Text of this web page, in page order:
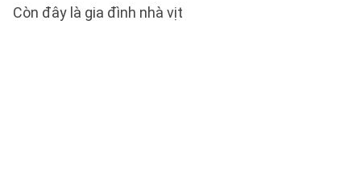
Còn đây là gia đình nhà vịt